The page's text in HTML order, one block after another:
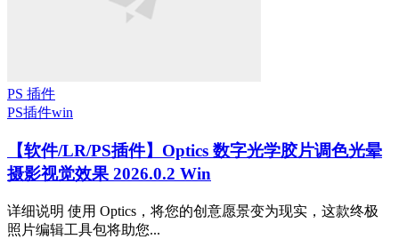
PS 插件
PS插件win
【软件/LR/PS插件】Optics 数字光学胶片调色光晕
摄影视觉效果 2026.0.2 Win
详细说明 使用 Optics，将您的创意愿景变为现实，这款终极
照片编辑工具包将助您...